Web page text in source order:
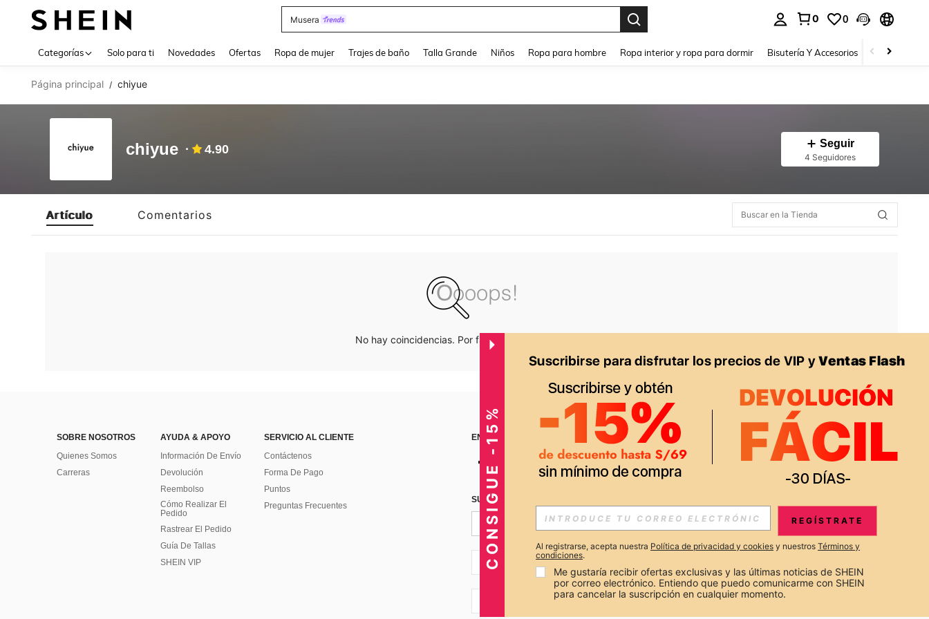
Musera
0 0
Categorías Solo para ti Novedades Ofertas Ropa de mujer Trajes de baño Talla Grande Niños Ropa para hombre Ropa interior y ropa para dormir Bisutería Y Accesorios Zapatos
Página principal / chiyue
chiyue 4.90 Seguir
4 Seguidores
Artículo Comentarios
No hay coincidencias. Por favor inténtalo de nuevo.
SOBRE NOSOTROS
Quienes Somos
Carreras
AYUDA & APOYO
Información De Envío
Devolución
Reembolso
Cómo Realizar El
Pedido
Rastrear El Pedido
Guía De Tallas
SHEIN VIP
SERVICIO AL CLIENTE
Contáctenos
Forma De Pago
Puntos
Preguntas Frecuentes
ENCUÉNTRANOS EN APP
SUSCRÍBETE PARA RECIBIR OFERTAS EXCLUSIVAS, PROMOCIONES Y NOTICIAS DE SHEIN
Suscribir
PE + 51
CONSIGUE -15% REGÍSTRATE
Al registrarse, acepta nuestra Política de privacidad y cookies y nuestros Términos y
condiciones.
Me gustaría recibir ofertas exclusivas y las últimas noticias de SHEIN
por correo electrónico. Entiendo que puedo comunicarme con SHEIN
para cancelar la suscripción en cualquier momento.